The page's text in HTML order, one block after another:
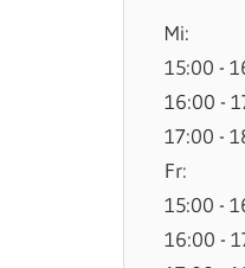
Mi:
15:00 -
16:00 -
17:00 -
Fr:
15:00 -
16:00 -